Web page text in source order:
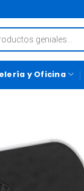
y Oficina